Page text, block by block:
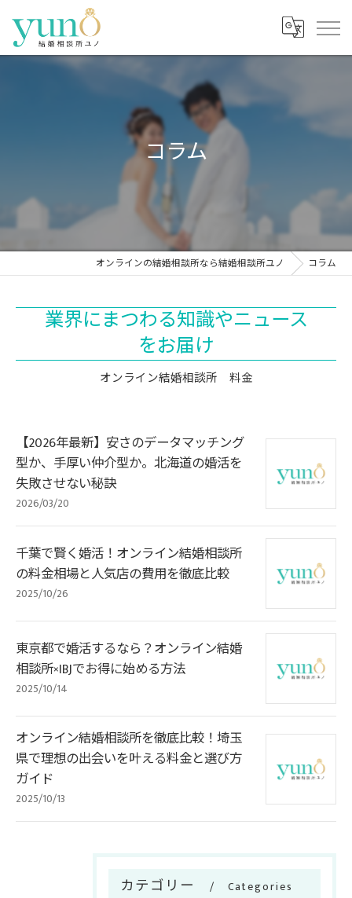
コラム
オンラインの結婚相談所なら結婚相談所ユノ コラム
業界にまつわる知識やニュース
をお届け
オンライン結婚相談所 料金
【2026年最新】安さのデータマッチング
型か、手厚い仲介型か。北海道の婚活を
失敗させない秘訣
2026/03/20
千葉で賢く婚活！オンライン結婚相談所
の料金相場と人気店の費用を徹底比較
2025/10/26
東京都で婚活するなら？オンライン結婚
相談所×IBJでお得に始める方法
2025/10/14
オンライン結婚相談所を徹底比較！埼玉
県で理想の出会いを叶える料金と選び方
ガイド
2025/10/13
カテゴリー Categories